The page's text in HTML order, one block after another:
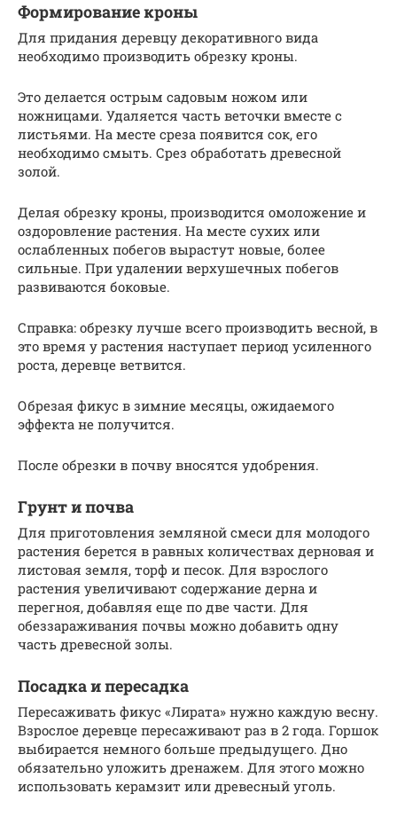
Формирование кроны
Для придания деревцу декоративного вида
необходимо производить обрезку кроны.
Это делается острым садовым ножом или
ножницами. Удаляется часть веточки вместе с
листьями. На месте среза появится сок, его
необходимо смыть. Срез обработать древесной
золой.
Делая обрезку кроны, производится омоложение и
оздоровление растения. На месте сухих или
ослабленных побегов вырастут новые, более
сильные. При удалении верхушечных побегов
развиваются боковые.
Справка: обрезку лучше всего производить весной, в
это время у растения наступает период усиленного
роста, деревце ветвится.
Обрезая фикус в зимние месяцы, ожидаемого
эффекта не получится.
После обрезки в почву вносятся удобрения.
Грунт и почва
Для приготовления земляной смеси для молодого
растения берется в равных количествах дерновая и
листовая земля, торф и песок. Для взрослого
растения увеличивают содержание дерна и
перегноя, добавляя еще по две части. Для
обеззараживания почвы можно добавить одну
часть древесной золы.
Посадка и пересадка
Пересаживать фикус «Лирата» нужно каждую весну.
Взрослое деревце пересаживают раз в 2 года. Горшок
выбирается немного больше предыдущего. Дно
обязательно уложить дренажем. Для этого можно
использовать керамзит или древесный уголь.